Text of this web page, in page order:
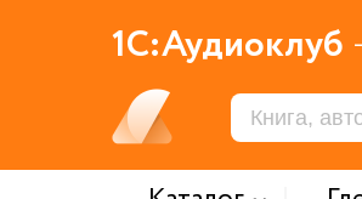
1С:Аудиоклуб